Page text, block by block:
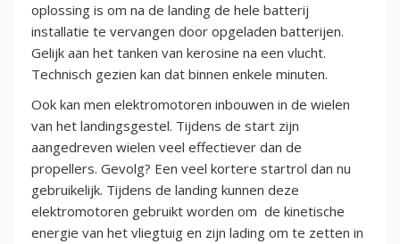
oplossing is om na de landing de hele batterij
installatie te vervangen door opgeladen batterijen.
Gelijk aan het tanken van kerosine na een vlucht.
Technisch gezien kan dat binnen enkele minuten.
Ook kan men elektromotoren inbouwen in de wielen
van het landingsgestel. Tijdens de start zijn
aangedreven wielen veel effectiever dan de
propellers. Gevolg? Een veel kortere startrol dan nu
gebruikelijk. Tijdens de landing kunnen deze
elektromotoren gebruikt worden om de kinetische
energie van het vliegtuig en zijn lading om te zetten in